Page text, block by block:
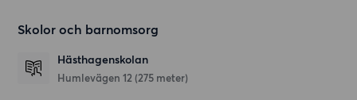
Skolor och barnomsorg
Hästhagenskolan
Humlevägen 12 (275 meter)